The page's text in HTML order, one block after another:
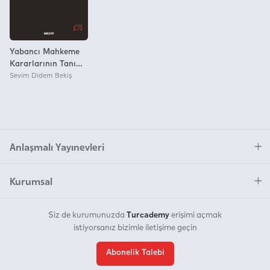
Yabancı Mahkeme
Kararlarının Tanıma
ve Tenfizinde Usul
Sevim Didem Bekiş
Anlaşmalı Yayınevleri
Kurumsal
Siz de kurumunuzda Turcademy erişimi açmak
istiyorsanız bizimle iletişime geçin
Abonelik Talebi